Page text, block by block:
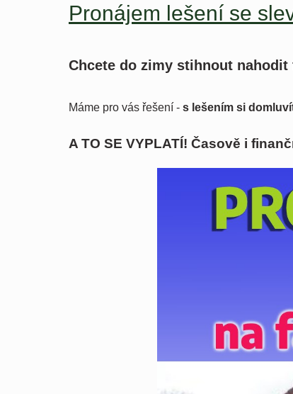
Pronájem lešení se
Chcete do zimy stihnout nahodit
Máme pro vás řešení - s lešením si
A TO SE VYPLATÍ! Časově i